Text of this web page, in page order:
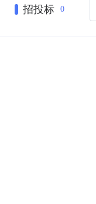
招投标 0